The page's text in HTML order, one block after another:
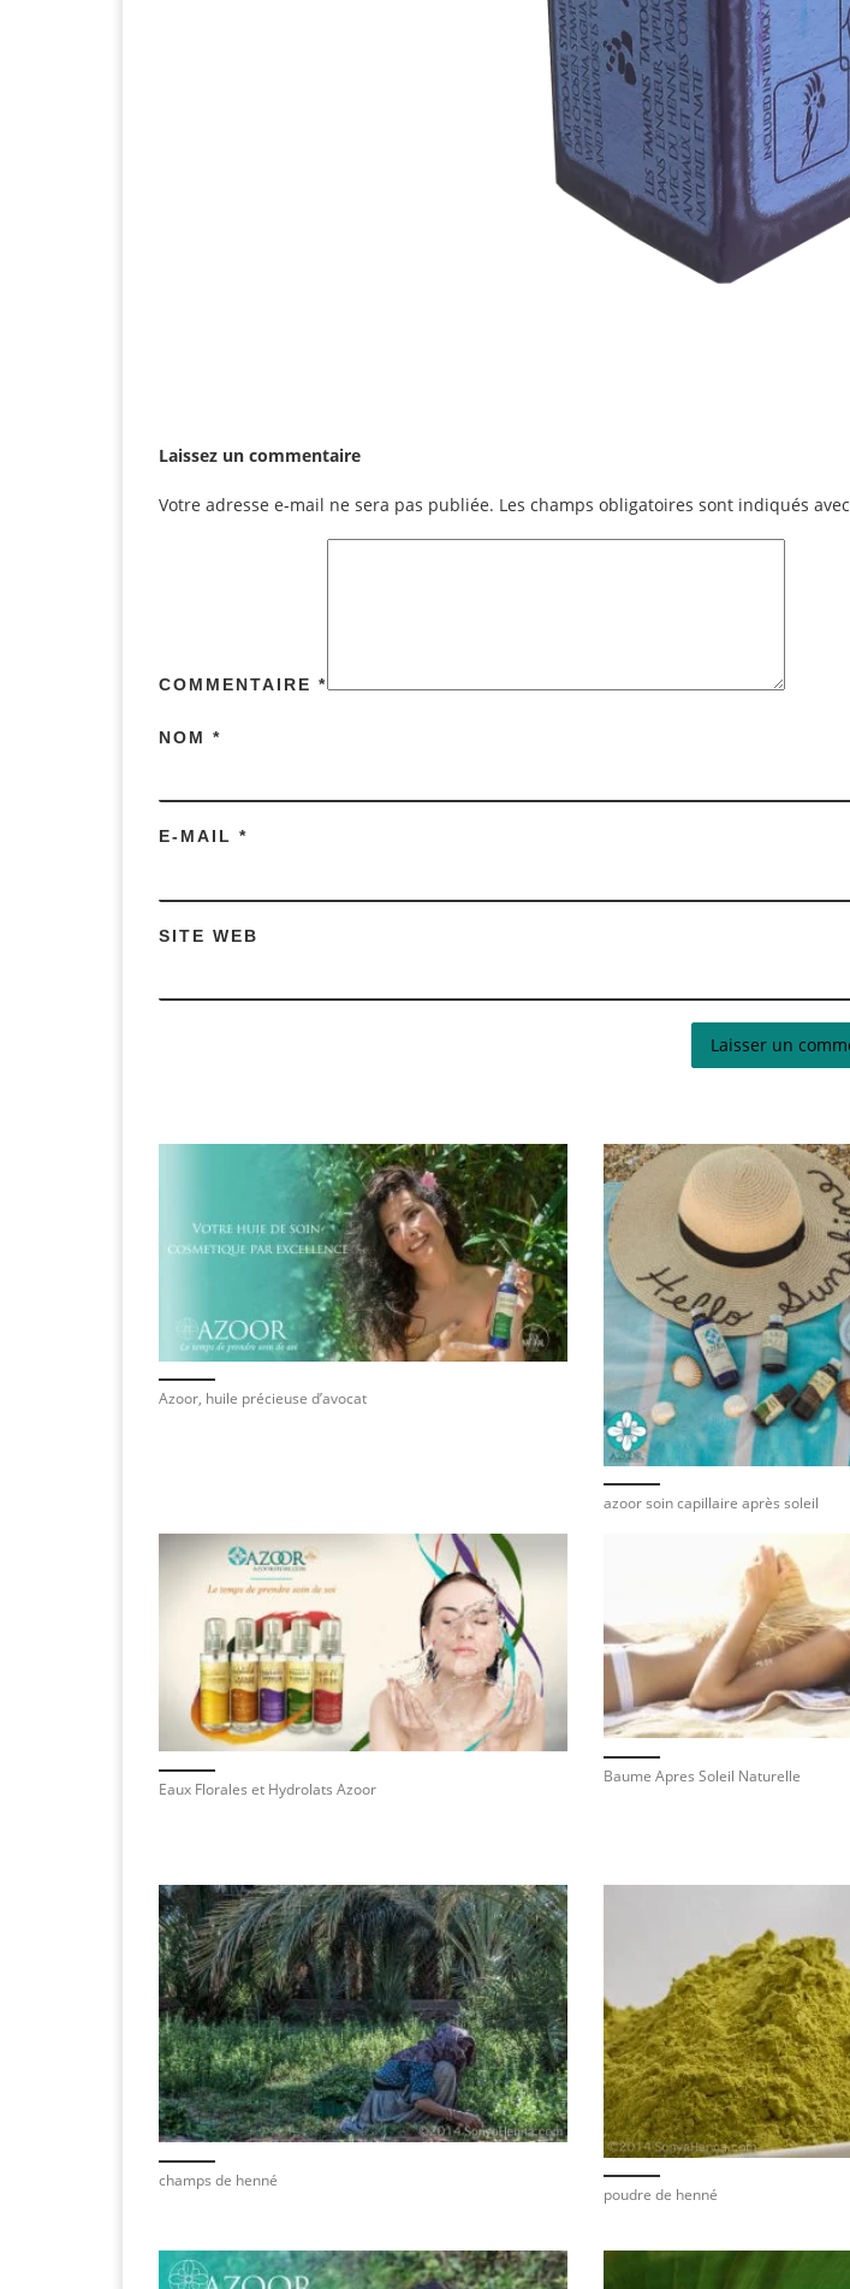
Laissez un commentaire
Votre adresse e-mail ne sera pas publiée. Les champs obligatoires sont indiqués avec
COMMENTAIRE *
NOM *
E-MAIL *
SITE WEB
Azoor, huile précieuse d’avocat
azoor soin capillaire après soleil
Eaux Florales et Hydrolats Azoor
Baume Apres Soleil Naturelle
champs de henné
poudre de henné